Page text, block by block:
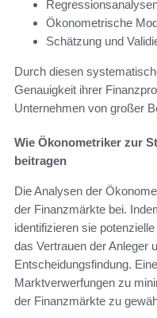
Ökonometrische
Schätzung und
Durch diesen
Genauigkeit ihrer
Unternehmen von großer
Wie Ökonometriker zur
beitragen
Die Analysen der
der Finanzmärkte bei.
identifizieren sie
das Vertrauen der Anleger
Entscheidungsfindung.
Marktverwerfungen zu
der Finanzmärkte zu